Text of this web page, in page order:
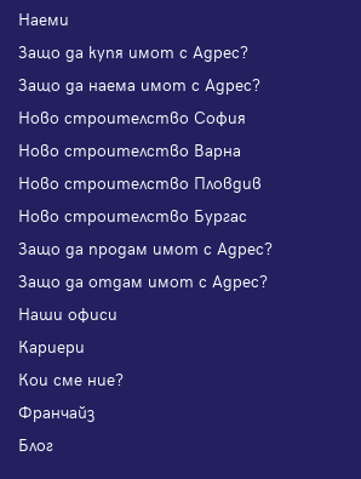
Наеми
Защо да купя имот с Адрес?
Защо да наема имот с Адрес?
Ново строителство София
Ново строителство Варна
Ново строителство Пловдив
Ново строителство Бургас
Защо да продам имот с Адрес?
Защо да отдам имот с Адрес?
Наши офиси
Кариери
Кои сме ние?
Франчайз
Блог